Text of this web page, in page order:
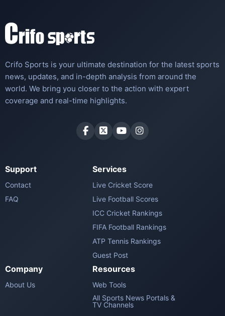
Crifo Sports is your ultimate destination for the latest sports
news, updates, and in-depth analysis from around the
world. We bring you closer to the action with expert
coverage and real-time highlights.
Support
Contact
FAQ
Services
Live Cricket Score
Live Football Scores
ICC Cricket Rankings
FIFA Football Rankings
ATP Tennis Rankings
Guest Post
Company
About Us
Resources
Web Tools
All Sports News Portals &
TV Channels